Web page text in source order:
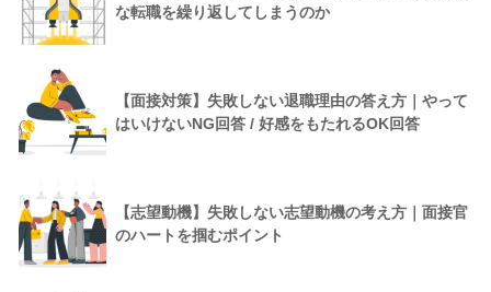
な転職を繰り返してしまうのか
【面接対策】失敗しない退職理由の答え方｜やって
はいけないNG回答 / 好感をもたれるOK回答
【志望動機】失敗しない志望動機の考え方｜面接官
のハートを掴むポイント